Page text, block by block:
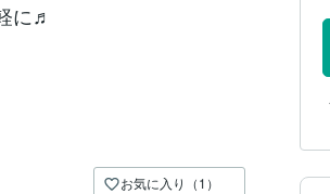
に♬
お気に入り（1）